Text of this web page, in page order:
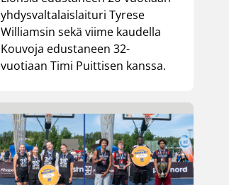
yhdysvaltalaislaituri Tyrese
Williamsin sekä viime kaudella
Kouvoja edustaneen 32-
vuotiaan Timi Puittisen kanssa.